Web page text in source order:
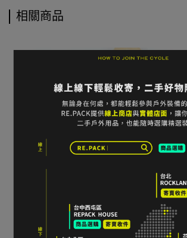
相關商品